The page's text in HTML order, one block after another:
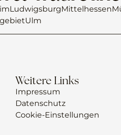
LudwigsburgMittelhessen
Ulm
Weitere Links
Impressum
Datenschutz
Cookie-Einstellungen